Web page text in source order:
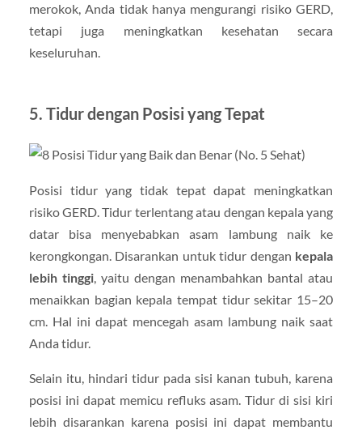
merokok, Anda tidak hanya mengurangi risiko GERD,
tetapi juga meningkatkan kesehatan secara
keseluruhan.
5. Tidur dengan Posisi yang Tepat
Posisi tidur yang tidak tepat dapat meningkatkan
risiko GERD. Tidur terlentang atau dengan kepala yang
datar bisa menyebabkan asam lambung naik ke
kerongkongan. Disarankan untuk tidur dengan kepala
lebih tinggi, yaitu dengan menambahkan bantal atau
menaikkan bagian kepala tempat tidur sekitar 15–20
cm. Hal ini dapat mencegah asam lambung naik saat
Anda tidur.
Selain itu, hindari tidur pada sisi kanan tubuh, karena
posisi ini dapat memicu refluks asam. Tidur di sisi kiri
lebih disarankan karena posisi ini dapat membantu